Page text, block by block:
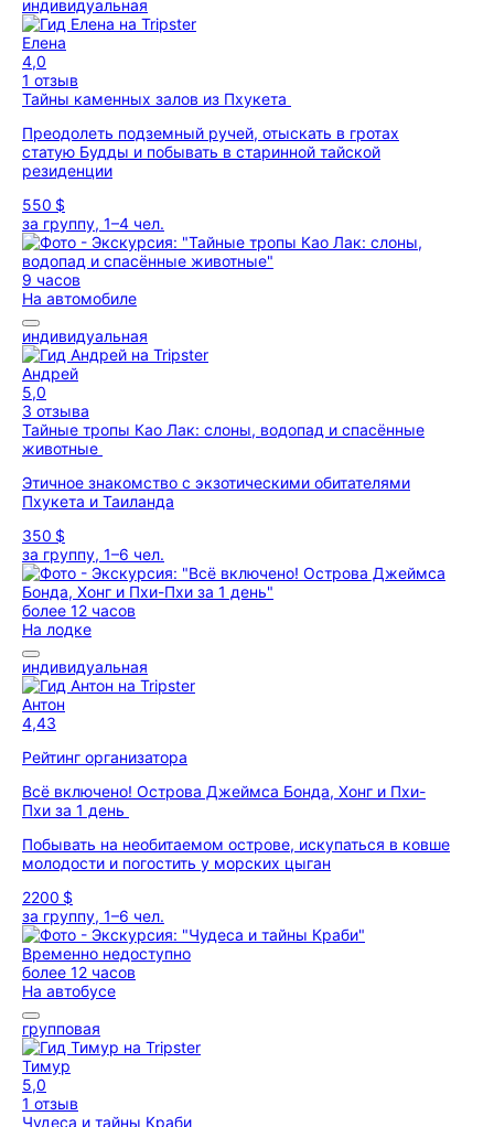
индивидуальная
Елена
4,0
1 отзыв
Тайны каменных залов из Пхукета
Преодолеть подземный ручей, отыскать в гротах
статую Будды и побывать в старинной тайской
резиденции
550 $
за группу, 1–4 чел.
9 часов
На автомобиле
индивидуальная
Андрей
5,0
3 отзыва
Тайные тропы Као Лак: слоны, водопад и спасённые
животные
Этичное знакомство с экзотическими обитателями
Пхукета и Таиланда
350 $
за группу, 1–6 чел.
более 12 часов
На лодке
индивидуальная
Антон
4,43
Рейтинг организатора
Всё включено! Острова Джеймса Бонда, Хонг и Пхи-
Пхи за 1 день
Побывать на необитаемом острове, искупаться в ковше
молодости и погостить у морских цыган
2200 $
за группу, 1–6 чел.
Временно недоступно
более 12 часов
На автобусе
групповая
Тимур
5,0
1 отзыв
Чудеса и тайны Краби